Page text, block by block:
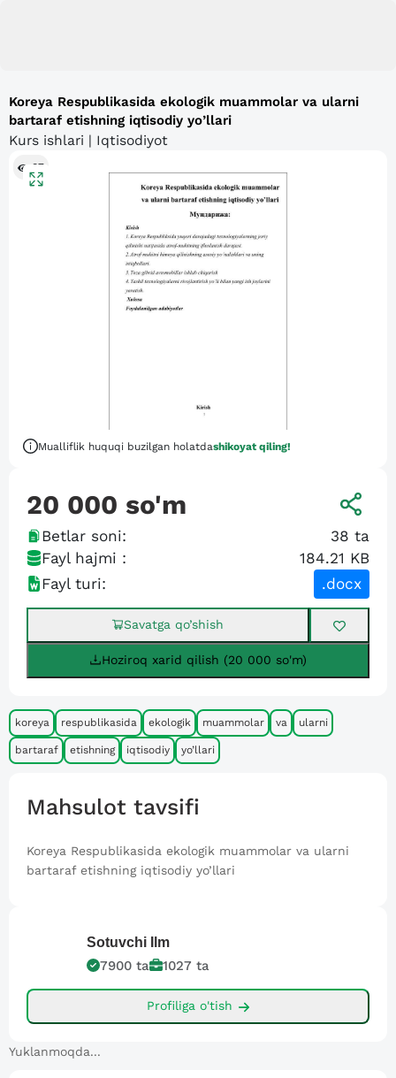
Koreya Respublikasida ekologik muammolar va ularni
bartaraf etishning iqtisodiy yo’llari
Kurs ishlari | Iqtisodiyot
87
Mualliflik huquqi buzilgan holatdashikoyat qiling!
20 000 so'm
Betlar soni: 38 ta
Fayl hajmi :
184.21 KB
Fayl turi:
.docx
Savatga qo’shish
Hoziroq xarid qilish (20 000 so'm)
koreya respublikasida ekologik muammolar va ularni
bartaraf etishning iqtisodiy yo’llari
Mahsulot tavsifi
Koreya Respublikasida ekologik muammolar va ularni
bartaraf etishning iqtisodiy yo’llari
Sotuvchi Ilm
7900 ta 1027 ta
Profiliga o'tish
Yuklanmoqda...